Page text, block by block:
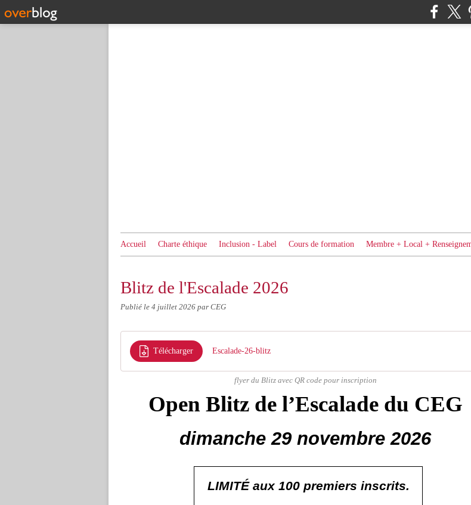
Accueil Charte éthique Inclusion - Label Cours de formation Membre + Local +
Blitz de l'Escalade 2026
Publié le 4 juillet 2026 par CEG
Télécharger Escalade-26-blitz
flyer du Blitz avec QR code pour inscription
Open Blitz de l’Escalade du CEG
dimanche 29 novembre 2026
LIMITÉaux 100 premiers inscrits.